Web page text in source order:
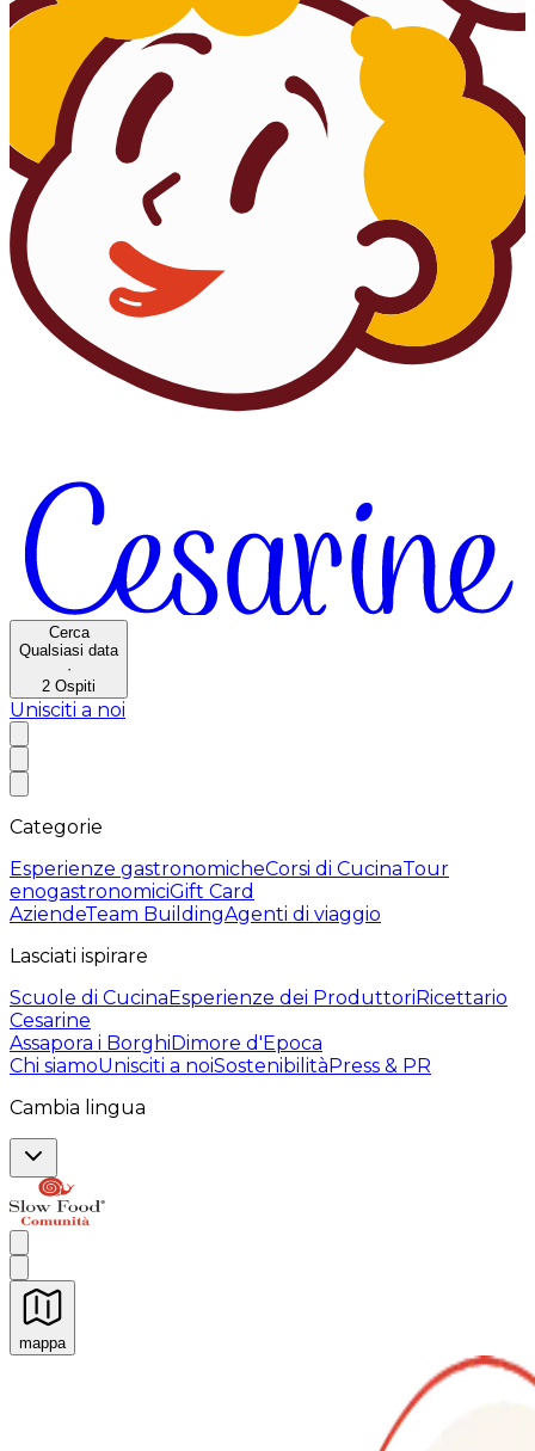
Cerca
Qualsiasi data
·
2 Ospiti
Unisciti a noi
Categorie
Esperienze gastronomicheCorsi di CucinaTour
enogastronomiciGift Card
AziendeTeam BuildingAgenti di viaggio
Lasciati ispirare
Scuole di CucinaEsperienze dei ProduttoriRicettario
Cesarine
Assapora i BorghiDimore d'Epoca
Chi siamoUnisciti a noiSostenibilitàPress & PR
Cambia lingua
mappa
Esperienze culinarie indimenticabili: Esperienze